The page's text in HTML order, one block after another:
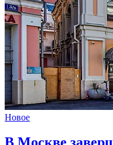
Новое